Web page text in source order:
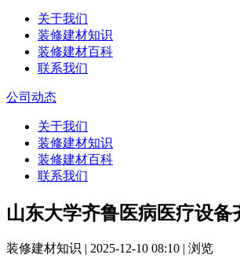
关于我们
装修建材知识
装修建材百科
联系我们
公司动态
关于我们
装修建材知识
装修建材百科
联系我们
山东大学齐鲁医病医疗设备
装修建材知识 | 2025-12-10 08:10 | 浏览